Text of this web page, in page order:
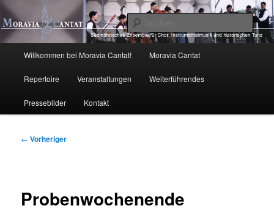
Zum
primären
Inhalt
springenMoravia Cantat
Willkommen bei Moravia Cantat! Moravia Cantat
Repertoire Veranstaltungen Weiterführendes
Pressebilder Kontakt
Beitragsnavigation
← Vorheriger
Probenwochenende